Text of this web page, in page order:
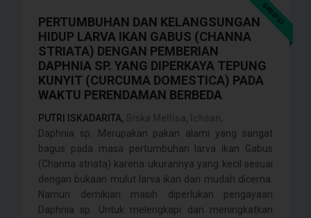
SKRIPSI
PERTUMBUHAN DAN KELANGSUNGAN
HIDUP LARVA IKAN GABUS (CHANNA
STRIATA) DENGAN PEMBERIAN
DAPHNIA SP. YANG DIPERKAYA TEPUNG
KUNYIT (CURCUMA DOMESTICA) PADA
WAKTU PERENDAMAN BERBEDA
PUTRI ISKADARITA,
Daphnia sp. Merupakan pakan alami yang sangat
bagus pada masa pertumbuhan larva ikan Gabus
(Channa striata) karena ukurannya yang kecil sesuai
dengan bukaan mulut larva ikan dan mudah dicerna.
Namun demikian masih diperlukan pengayaan
Daphnia sp. Untuk melengkapi dan meningkatkan